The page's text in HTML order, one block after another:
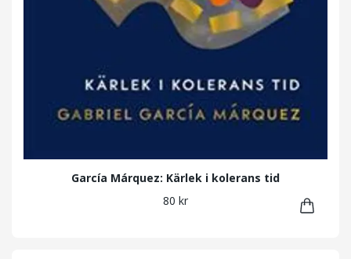
García Márquez: Kärlek i kolerans tid
80 kr